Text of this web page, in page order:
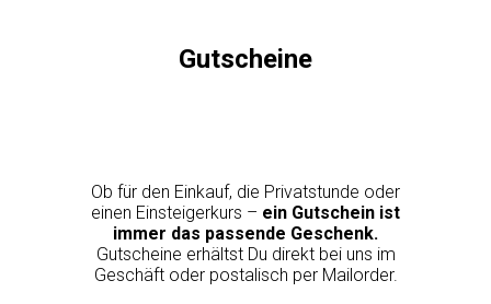
Gutscheine
Ob für den Einkauf, die Privatstunde oder
einen Einsteigerkurs – ein Gutschein ist
immer das passende Geschenk.
Gutscheine erhältst Du direkt bei uns im
Geschäft oder postalisch per Mailorder.